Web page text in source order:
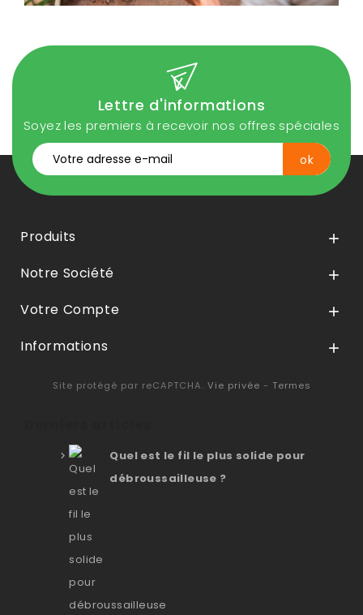
Lettre d'informations
Soyez les premiers à recevoir nos offres spéciales
Produits 
Notre Société 
Votre Compte 
Informations 
Site protégé par reCAPTCHA. Vie privée - Termes
Quel est le fil le plus solide pour
débroussailleuse ?